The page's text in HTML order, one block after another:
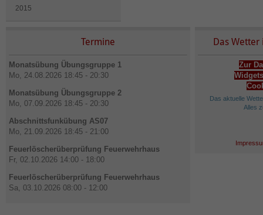
2015
Termine
Monatsübung Übungsgruppe 1
Mo, 24.08.2026 18:45 - 20:30
Monatsübung Übungsgruppe 2
Mo, 07.09.2026 18:45 - 20:30
Abschnittsfunkübung AS07
Mo, 21.09.2026 18:45 - 21:00
Feuerlöscherüberprüfung Feuerwehrhaus
Fr, 02.10.2026 14:00 - 18:00
Feuerlöscherüberprüfung Feuerwehrhaus
Sa, 03.10.2026 08:00 - 12:00
Das Wetter
Zur
Das aktuelle
Alles